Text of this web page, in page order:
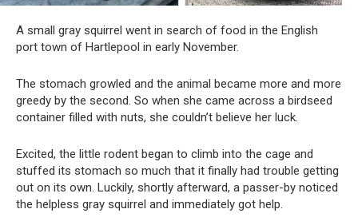
A small gray squirrel went in search of food in the English
port town of Hartlepool in early November.
The stomach growled and the animal became more and more
greedy by the second. So when she came across a birdseed
container filled with nuts, she couldn’t believe her luck.
Excited, the little rodent began to climb into the cage and
stuffed its stomach so much that it finally had trouble getting
out on its own. Luckily, shortly afterward, a passer-by noticed
the helpless gray squirrel and immediately got help.